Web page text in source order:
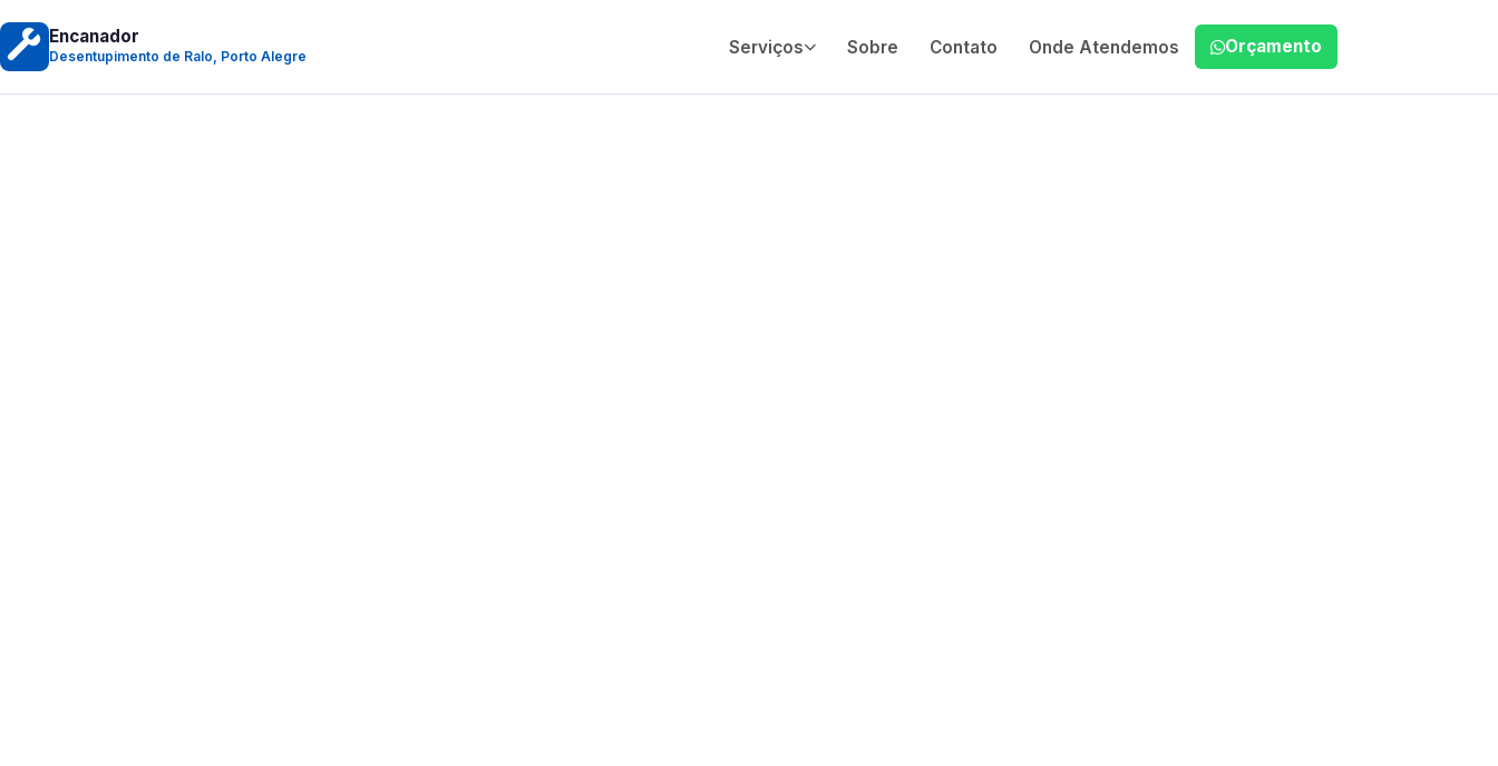
Encanador
Desentupimento de Ralo, Porto Alegre Serviços Sobre Contato Onde Atendemos Orçamento